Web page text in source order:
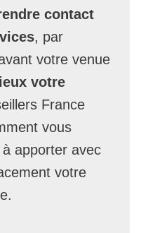
contact
, par
votre venue
votre
France
vous
apporter avec
votre